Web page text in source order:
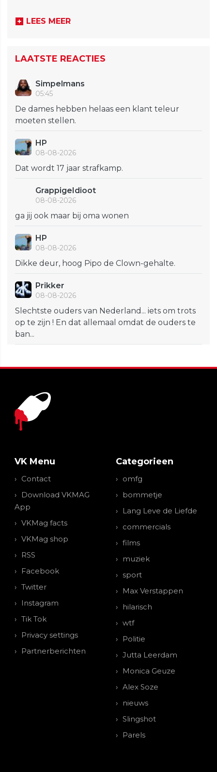
LEES MEER
LAATSTE REACTIES
Simpelmans
05:45
De dames hebben helaas een klant teleur
moeten stellen.
HP
08-08-2026
Dat wordt 17 jaar strafkamp.
GrappigeIdioot
08-08-2026
ga jij ook maar bij oma wonen
HP
08-08-2026
Dikke deur, hoog Pipo de Clown-gehalte.
Prikker
08-08-2026
Slechtste ouders van Nederland... iets om trots
op te zijn ! En dat allemaal omdat de ouders te
ban...
VK Menu
Contact
Download VKMAG
App
VKMag facts
VKMag shop
RSS
Facebook
Twitter
Instagram
Tik Tok
Privacy settings
Partnerberichten
Categorieen
omfg
bommetje
Lang Leve de Liefde
commercials
films
muziek
sport
Max Verstappen
hilarisch
wtf
Politie
Jutta Leerdam
Monica Geuze
Alex Soze
nieuws
Slingshot
Parels